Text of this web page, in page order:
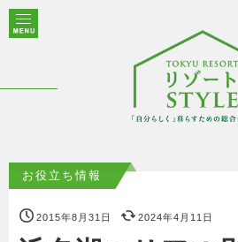
2015年8月31日 2024年4月11日
お役立ち情報